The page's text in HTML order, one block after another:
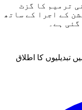
نے 27ویں آئینی ترمیم کا گزٹ
کے اجرا کے ساتھ
ہے۔
تبدیلیوں کا اطلاق